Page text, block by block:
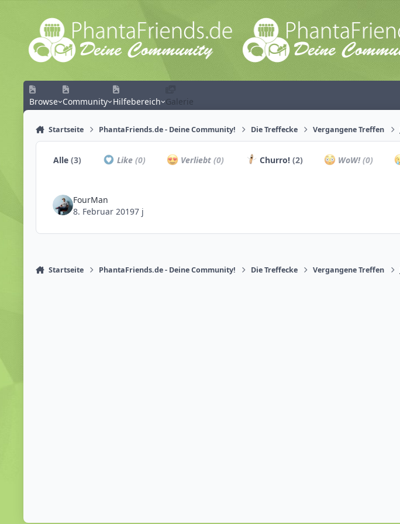
Zum Inhalt springen
Browse Community Hilfebereich Galerie
Startseite PhantaFriends.de - Deine Community! Die Treffecke Vergangene Treffen
Alle(3) Like (0) Verliebt(0) Churro! (2) WoW!(0)
FourMan
8. Februar 20197 j
Startseite PhantaFriends.de - Deine Community! Die Treffecke Vergangene Treffen